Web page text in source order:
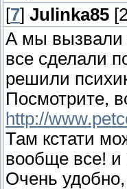
[7] Julinka85
А мы вызвали
все сделали
решили
Посмотрите,
http://
Там кстати
вообще все! и
Очень